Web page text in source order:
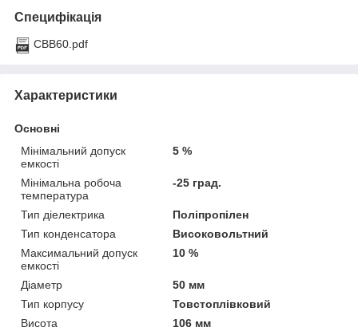
Специфікація
CBB60.pdf
Характеристики
Основні
Мінімальний допуск
емкості
5 %
Мінімальна робоча
температура
-25 град.
Тип діелектрика
Поліпропілен
Тип конденсатора
Високовольтний
Максимальний допуск
емкості
10 %
Діаметр
50 мм
Тип корпусу
Товстоплівковий
Висота
106 мм